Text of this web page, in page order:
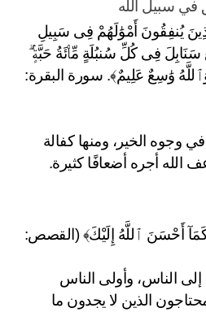
يقول الله تعالى: ﴿مَّثَلُ ٱلَّذِينَ يُنفِقُونَ أَمْوَٰلَهُمْ فِى سَبِيلِ
ٱللَّهِ كَمَثَلِ حَبَّةٍ أَنبَتَتْ سَبْعَ سَنَابِلَ فِى كُلِّ سُنبُلَةٍ مِّا۟ئَةُ حَبَّةٍۢ ۗ
وَٱللَّهُ يُضَٰعِفُ لِمَن يَشَآءُ ۗ وَٱللَّهُ وَٰسِعٌ عَلِيمٌ﴾. سورة البقرة:
هذه الآية تبين أن الإنفاق في وجوه الخير، ومنها كفالة
أجره أضعافًا كثيرة.
وقد قال تعالى: ﴿وَأَحْسِن كَمَآ أَحْسَنَ ٱللَّهُ إِلَيْكَ﴾ (القصص:
وهذا أمرٌ واضح بالإحسان إلى الناس، وأولى الناس
بالإحسان هم المرضى المحتاجون الذين لا يجدون ما